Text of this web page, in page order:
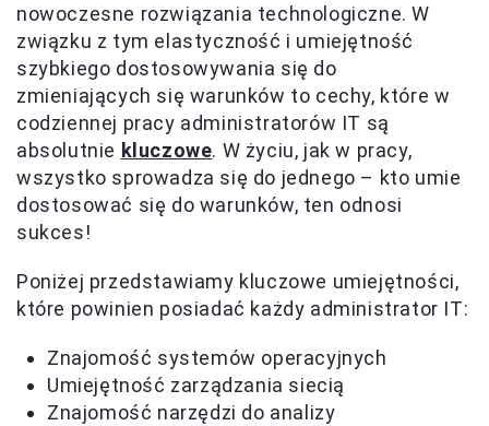
nowoczesne rozwiązania technologiczne. W
związku z tym elastyczność i umiejętność
szybkiego dostosowywania się do
zmieniających się warunków to cechy, które w
codziennej pracy administratorów IT są
absolutnie kluczowe. W życiu, jak w pracy,
wszystko sprowadza się do jednego – kto umie
dostosować się do warunków, ten odnosi
sukces!
Poniżej przedstawiamy kluczowe umiejętności,
które powinien posiadać każdy administrator IT:
Znajomość systemów operacyjnych
Umiejętność zarządzania siecią
Znajomość narzędzi do analizy